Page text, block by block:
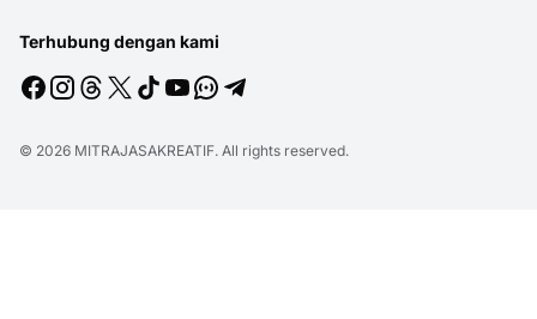
Terhubung dengan kami
© 2026 MITRAJASAKREATIF. All rights reserved.